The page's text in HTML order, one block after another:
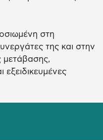
στη
της και στην
μετάβασης,